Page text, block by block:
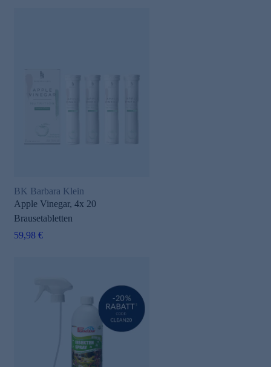
BK Barbara Klein
Apple Vinegar, 4x 20
Brausetabletten
59,98 €